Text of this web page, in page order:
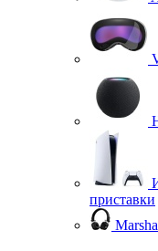
приставки